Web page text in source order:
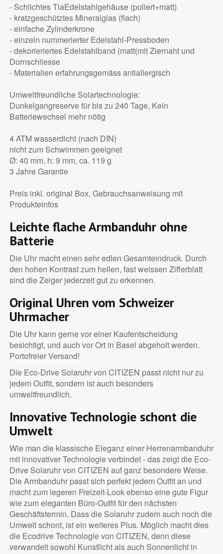
- Schlichtes TiaEdelstahlgehäuse (poliert+matt)
- kratzgeschütztes Mineralglas (flach)
- einfache Zylinderkrone
- einzeln nummerierter Edelstahl-Pressboden
- dekorieriertes Edelstahlband (matt(mit Ziernaht und
Dornschliesse
- Materialien erfahrungsgemäss antiallergisch
Umweltfreundliche Solartechnologie:
Dunkelgangreserve für bis zu 240 Tage, Kein
Batteriewechsel mehr nötig
4 ATM wasserdicht (nach DIN)
nicht zum Schwimmen geeignet
Ø: 40 mm, h: 9 mm, ca. 119 g
3 Jahre Garantie
Preis inkl. original Box, Gebrauchsanweisung mit
Produkteinfos
Leichte flache Armbanduhr ohne
Batterie
Die Uhr macht einen sehr edlen Gesamteindruck. Durch
den hohen Kontrast zum hellen, fast weissen Zifferblatt
sind die Zeiger jederzeit gut zu erkennen.
Original Uhren vom Schweizer
Uhrmacher
Die Uhr kann gerne vor einer Kaufentscheidung
besichtigt, und auch vor Ort in Basel abgeholt werden.
Portofreier Versand!
Die Eco-Drive Solaruhr von CITIZEN passt nicht nur zu
jedem Outfit, sondern ist auch besonders
umweltfreundlich.
Innovative Technologie schont die
Umwelt
Wie man die klassische Eleganz einer Herrenarmbanduhr
mit innovativer Technologie verbindet - das zeigt die Eco-
Drive Solaruhr von CITIZEN auf ganz besondere Weise.
Die Armbanduhr passt sich perfekt jedem Outfit an und
macht zum legeren Freizeit-Look ebenso eine gute Figur
wie zum eleganten Büro-Outfit für den nächsten
Geschäftstermin. Dass die Solaruhr zudem auch noch die
Umwelt schont, ist ein weiteres Plus. Möglich macht dies
die Ecodrive Technologie von CITIZEN, denn diese
verwandelt sowohl Kunstlicht als auch Sonnenlicht in